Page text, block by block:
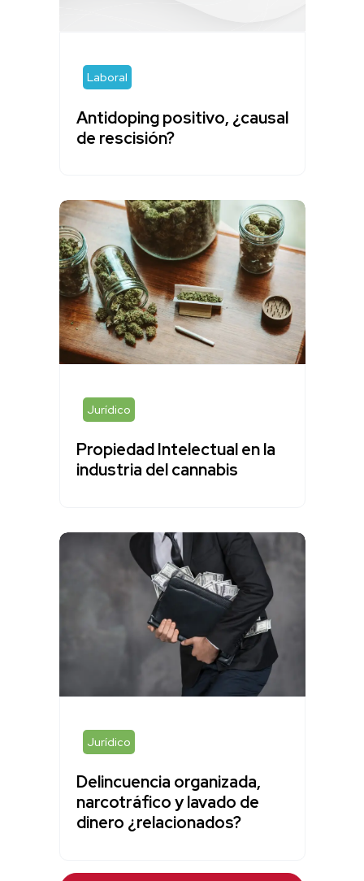
Laboral
Antidoping positivo, ¿causal
de rescisión?
Jurídico
Propiedad Intelectual en la
industria del cannabis
Jurídico
Delincuencia organizada,
narcotráfico y lavado de
dinero ¿relacionados?